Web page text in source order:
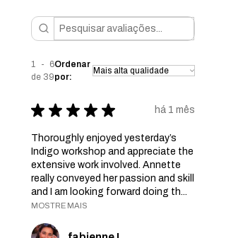
1 - 6
de 39
Ordenar
por:
★ ★ ★ ★ ★ há 1 mês
Thoroughly enjoyed yesterday’s
Indigo workshop and appreciate the
extensive work involved. Annette
really conveyed her passion and skill
and I am looking forward doing th...
MOSTRE MAIS